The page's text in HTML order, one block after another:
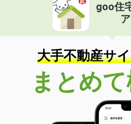
goo住
大手不動産サ
まとめて